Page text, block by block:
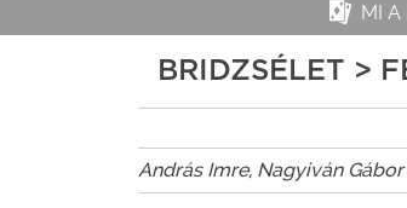
MI A
BRIDZSÉLET >
András Imre, Nagyiván